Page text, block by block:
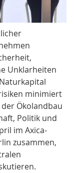
Unklarheiten
minimiert
Ökolandbau
Politik und
im Axica-
zusammen,